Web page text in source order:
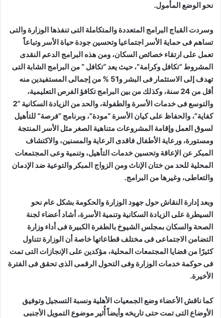
نحو الوضع المأمول.
وسردت القباج البرامج المتعددة والمتكاملة التى تنفذها الوزارة والتى
تساهم فى حماية الأسر اجتماعيا وتحسين جودة حياة الأسر وتباعاً
تعمل على ارتقاء خصائص السكان، ومن هذه البرامج الدعم النقدى
المشروط “تكافل وكرامة”، حيث يعد “تكافل ” من البرامج الشابة التى
تهدف إلى الاستثمار فى البشر و51 % من إجمالى المستفيدين منه
أقل من 24 سنة، وكذلك من بين البرامج تكافؤ الفرص التعليمية،
والتوسع فى خدمات الأسرة والطفولة، والحد من الزيادة السكانية “2
كفاية”، والحفاظ على كيان الأسرة “مودة”، وبرنامج “فرصة” للتأهيل
لسوق العمل وإقامة المشروعات متناهية الصغر مثل الأسر المنتجة
ومستورة، ورعاية الأطفال فاقدى الرعاية والمسنين، والاكتشاف
المبكر عن الإعاقة وتحسين خدمات التأهيل، وتنمية وعى المجتمعات
المحلية للحد من ختان الإناث ومن الزواج المبكر والتوعية ضد الإدمان
والتعاطى، وغيرها من البرامج.
وبعد إدارة النقاش حول جهود الوزارة والحكومة بشكل عام نحو
السيطرة على الزيادة السكانية وتنمية الأسرة، أشاد أعضاء لجنة
الصحة والسكان بمجلس الشيوخ بالطفرة الكبيرة فى أداء وزارة
التضامن الاجتماعى فى مختلف قطاعاتها خاصة أن الوزارة تتناول
كثيرًا من قضايا المجتمعات المحلية، مؤكدين على الإنجازات التى تمت
فى حوكمة خدمات الوزارة وفى التحول الرقمى الذى تحقق فى الفترة
الأخيرة.
كما ناقش الأعضاء وضع الجمعيات الأهلية ونسبة التسجيل وتوفيق
الأوضاع التى تمت حتى تاريخه وأيضاً أُثير موضوع التمويل الأجنبى